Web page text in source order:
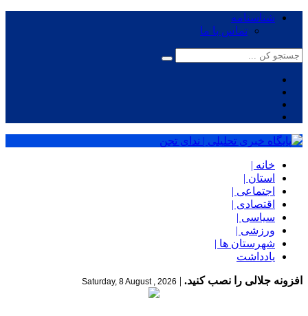
شناسنامه
تماس با ما
خانه |
استان |
اجتماعی |
اقتصادی |
سیاسی |
ورزشی |
شهرستان ها |
یادداشت
افزونه جلالی را نصب کنید. |
Saturday, 8 August , 2026